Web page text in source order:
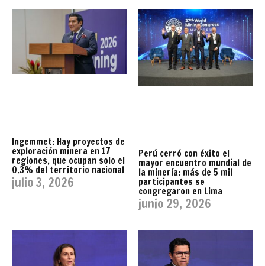
Ingemmet: Hay proyectos de
exploración minera en 17
regiones, que ocupan solo el
0.3% del territorio nacional
julio 3, 2026
Perú cerró con éxito el
mayor encuentro mundial de
la minería: más de 5 mil
participantes se
congregaron en Lima
junio 29, 2026